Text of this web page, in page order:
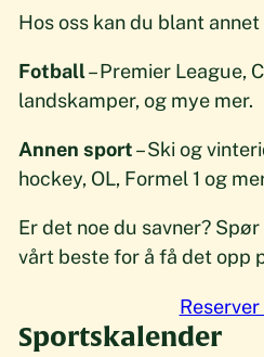
Hos oss kan du blant
Fotball– Premier League,
landskamper, og mye mer.
Annen sport– Ski og
hockey, OL, Formel 1 og
Er det noe du savner?
vårt beste for å få det opp
Sportskalender